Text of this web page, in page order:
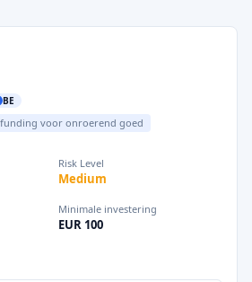
BE
voor onroerend goed
Risk Level
Medium
Minimale investering
EUR 100